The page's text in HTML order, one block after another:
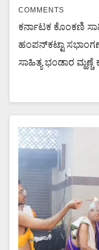
COMMENTS
ಕರ್ನಾಟಕ ಕೊಂಕಣಿ
ಹಂಪನ್‌ಕಟ್ಟಾ
ಸಾಹಿತ್ಯ ಭಂಡಾರ